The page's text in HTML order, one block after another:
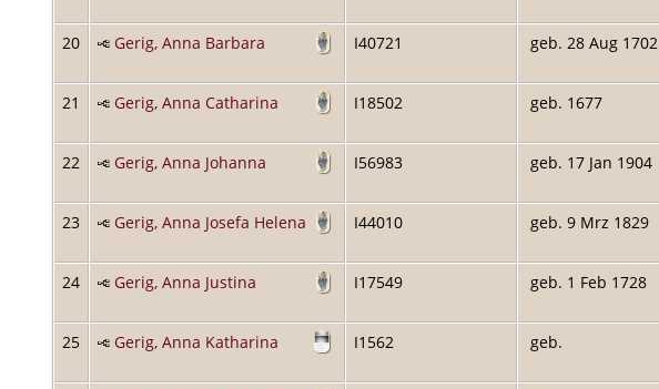
20
Gerig, Anna Barbara I40721 geb. 28 Aug 1702
21
Gerig, Anna Catharina I18502 geb. 1677
22
Gerig, Anna Johanna I56983 geb. 17 Jan 1904
23
Gerig, Anna Josefa Helena I44010 geb. 9 Mrz 1829
24
Gerig, Anna Justina I17549 geb. 1 Feb 1728
25
Gerig, Anna Katharina I1562 geb.